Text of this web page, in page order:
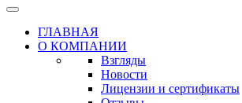
ГЛАВНАЯ
О КОМПАНИИ
Взгляды
Новости
Лицензии и сертификаты